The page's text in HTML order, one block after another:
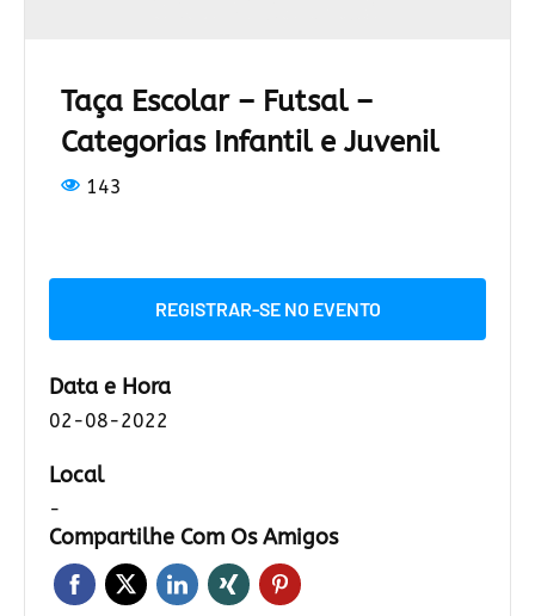
Taça Escolar – Futsal –
Categorias Infantil e Juvenil
143
REGISTRAR-SE NO EVENTO
Data e Hora
02-08-2022
Local
-
Compartilhe Com Os Amigos